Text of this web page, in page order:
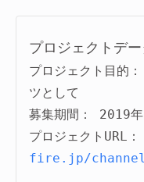
プロジェクトデー
プロジェクト目的
ツとして
募集期間： 2019
プロジェクトURL
fire.jp/